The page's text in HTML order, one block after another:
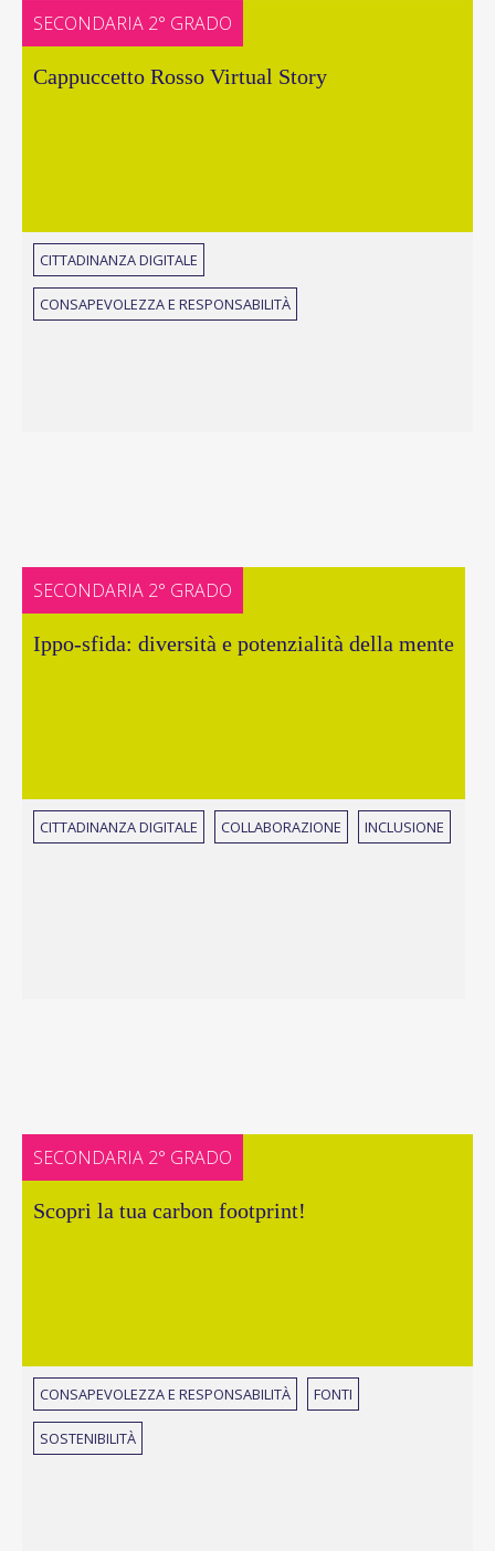
SECONDARIA 2° GRADO
Cappuccetto Rosso Virtual Story
CITTADINANZA DIGITALE
CONSAPEVOLEZZA E RESPONSABILITÀ
SECONDARIA 2° GRADO
Ippo-sfida: diversità e potenzialità della mente
CITTADINANZA DIGITALE COLLABORAZIONE INCLUSIONE
SECONDARIA 2° GRADO
Scopri la tua carbon footprint!
CONSAPEVOLEZZA E RESPONSABILITÀ FONTI
SOSTENIBILITÀ